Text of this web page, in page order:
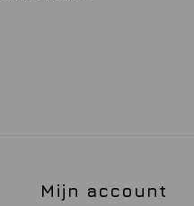
Mijn account